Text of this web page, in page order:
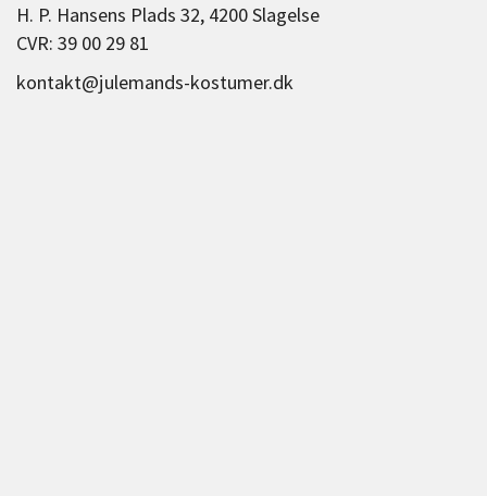
H. P. Hansens Plads 32, 4200 Slagelse
CVR: 39 00 29 81
kontakt@julemands-kostumer.dk